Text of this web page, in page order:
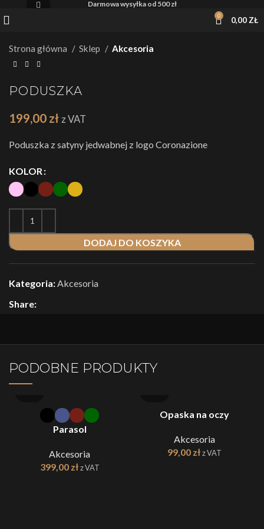
Darmowa wysyłka od 500 zł
0 0,00 ZŁ
Kliknij, żeby powiększyć
Strona główna Sklep Akcesoria
PODUSZKA
199,00 zł z VAT
Poduszka z satyny jedwabnej z logo Coronazione
KOLOR
DODAJ DO KOSZYKA
Kategoria: Akcesoria
Share:
PODOBNE PRODUKTY
Parasol
Akcesoria
399,00 zł z VAT
Opaska na oczy
Akcesoria
99,00 złz VAT